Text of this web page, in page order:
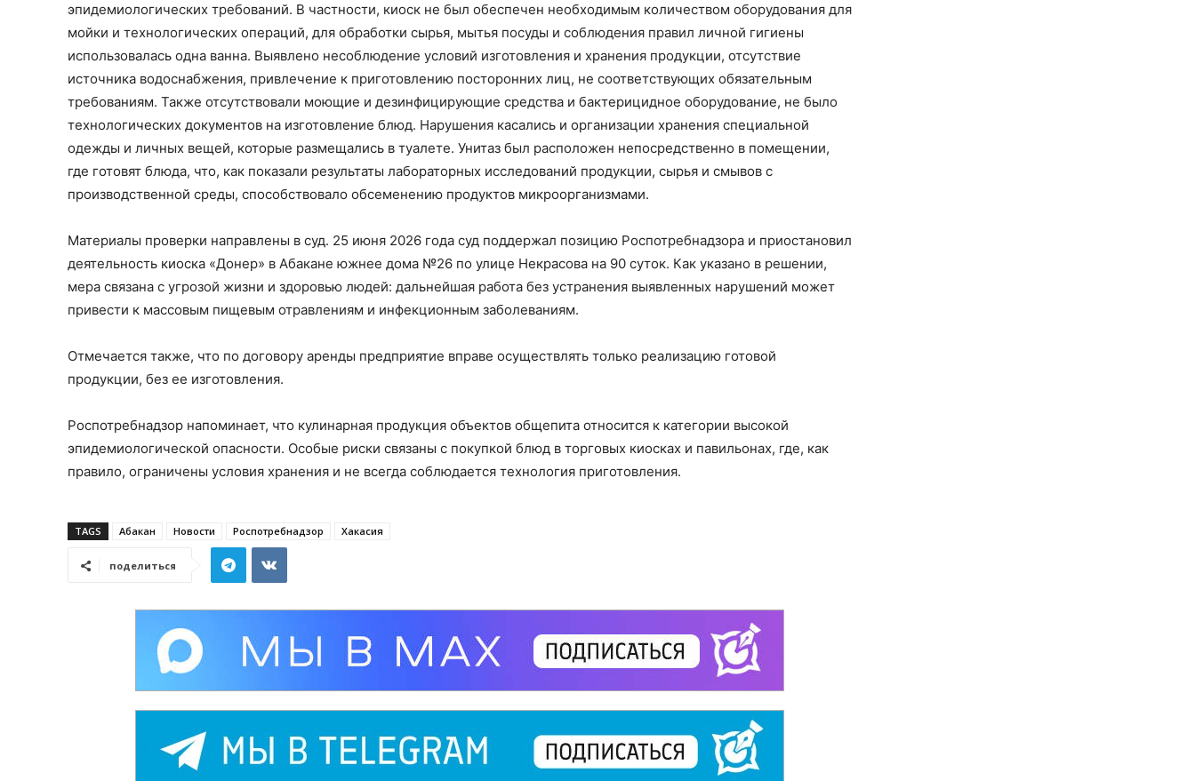
эпидемиологических требований. В частности, киоск не был обеспечен необходимым количеством оборудования для
мойки и технологических операций, для обработки сырья, мытья посуды и соблюдения правил личной гигиены
использовалась одна ванна. Выявлено несоблюдение условий изготовления и хранения продукции, отсутствие
источника водоснабжения, привлечение к приготовлению посторонних лиц, не соответствующих обязательным
требованиям. Также отсутствовали моющие и дезинфицирующие средства и бактерицидное оборудование, не было
технологических документов на изготовление блюд. Нарушения касались и организации хранения специальной
одежды и личных вещей, которые размещались в туалете. Унитаз был расположен непосредственно в помещении,
где готовят блюда, что, как показали результаты лабораторных исследований продукции, сырья и смывов с
производственной среды, способствовало обсеменению продуктов микроорганизмами.
Материалы проверки направлены в суд. 25 июня 2026 года суд поддержал позицию Роспотребнадзора и приостановил
деятельность киоска «Донер» в Абакане южнее дома №26 по улице Некрасова на 90 суток. Как указано в решении,
мера связана с угрозой жизни и здоровью людей: дальнейшая работа без устранения выявленных нарушений может
привести к массовым пищевым отравлениям и инфекционным заболеваниям.
Отмечается также, что по договору аренды предприятие вправе осуществлять только реализацию готовой
продукции, без ее изготовления.
Роспотребнадзор напоминает, что кулинарная продукция объектов общепита относится к категории высокой
эпидемиологической опасности. Особые риски связаны с покупкой блюд в торговых киосках и павильонах, где, как
правило, ограничены условия хранения и не всегда соблюдается технология приготовления.
TAGS Абакан Новости Роспотребнадзор Хакасия
поделиться